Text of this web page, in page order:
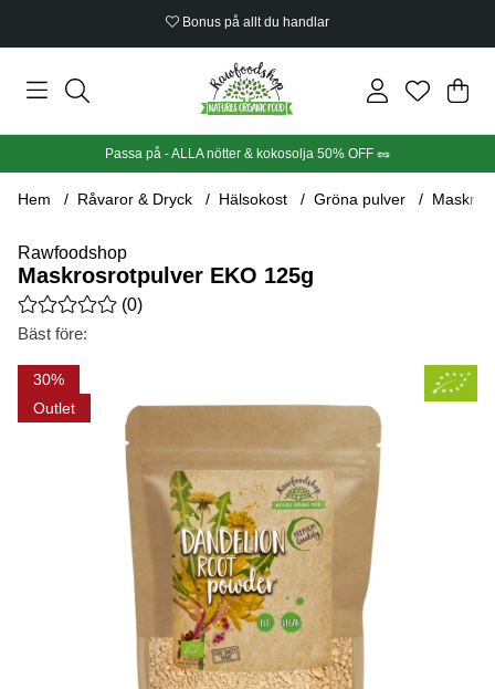
Bonus på allt du handlar
Din
.
Passa på - ALLA nötter & kokosolja 50% OFF 🥜
Hem Råvaror & Dryck Hälsokost Gröna pulver
Rawfoodshop
Maskrosrotpulver EKO 125g
Medelbetyg 0 av 5 Antal betyg 0
(0)
Bäst före:
30
Outlet
Produktbilder Maskrosrotpulver EKO 125g